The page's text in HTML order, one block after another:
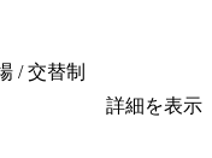
/ 交替制
詳細を表示